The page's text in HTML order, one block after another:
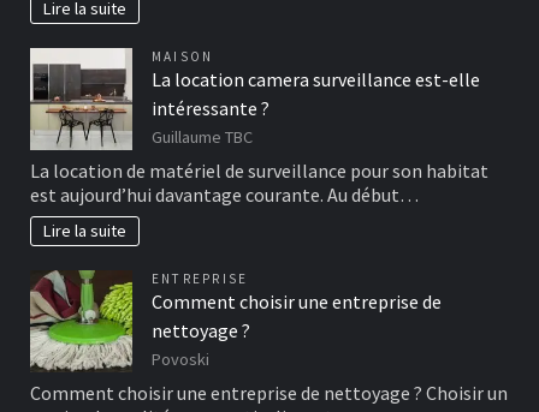
Lire la suite
MAISON
La location camera surveillance est-elle
intéressante ?
Guillaume TBC
La location de matériel de surveillance pour son habitat
est aujourd’hui davantage courante. Au début…
Lire la suite
ENTREPRISE
Comment choisir une entreprise de
nettoyage ?
Povoski
Comment choisir une entreprise de nettoyage ? Choisir un